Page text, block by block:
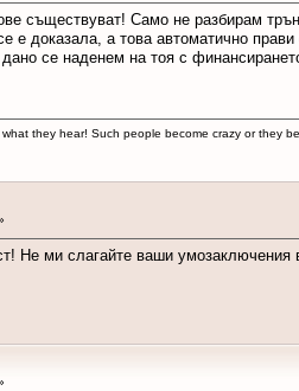
съществуват! Само не разбирам
доказала, а това автоматично
се наденем на тоя с
they hear! Such people become crazy or they
Не ми слагайте ваши умозаключения